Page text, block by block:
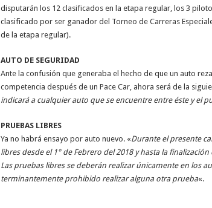
disputarán los 12 clasificados en la etapa regular, los 3
clasificado por ser ganador del Torneo de Carreras
de la etapa regular).
AUTO DE SEGURIDAD
Ante la confusión que generaba el hecho de que un auto
competencia después de un Pace Car, ahora será de la
indicará a cualquier auto que se encuentre entre éste y el
PRUEBAS LIBRES
Ya no habrá ensayo por auto nuevo. «Durante el presente
libres desde el 1° de Febrero del 2018 y hasta la
Las pruebas libres se deberán realizar únicamente en los
terminantemente prohibido realizar alguna otra prueba«.